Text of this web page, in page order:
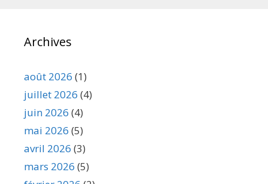
Archives
août 2026 (1)
juillet 2026 (4)
juin 2026 (4)
mai 2026 (5)
avril 2026 (3)
mars 2026 (5)